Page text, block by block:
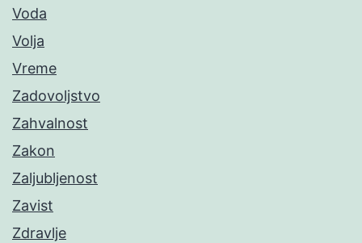
Voda
Volja
Vreme
Zadovoljstvo
Zahvalnost
Zakon
Zaljubljenost
Zavist
Zdravlje